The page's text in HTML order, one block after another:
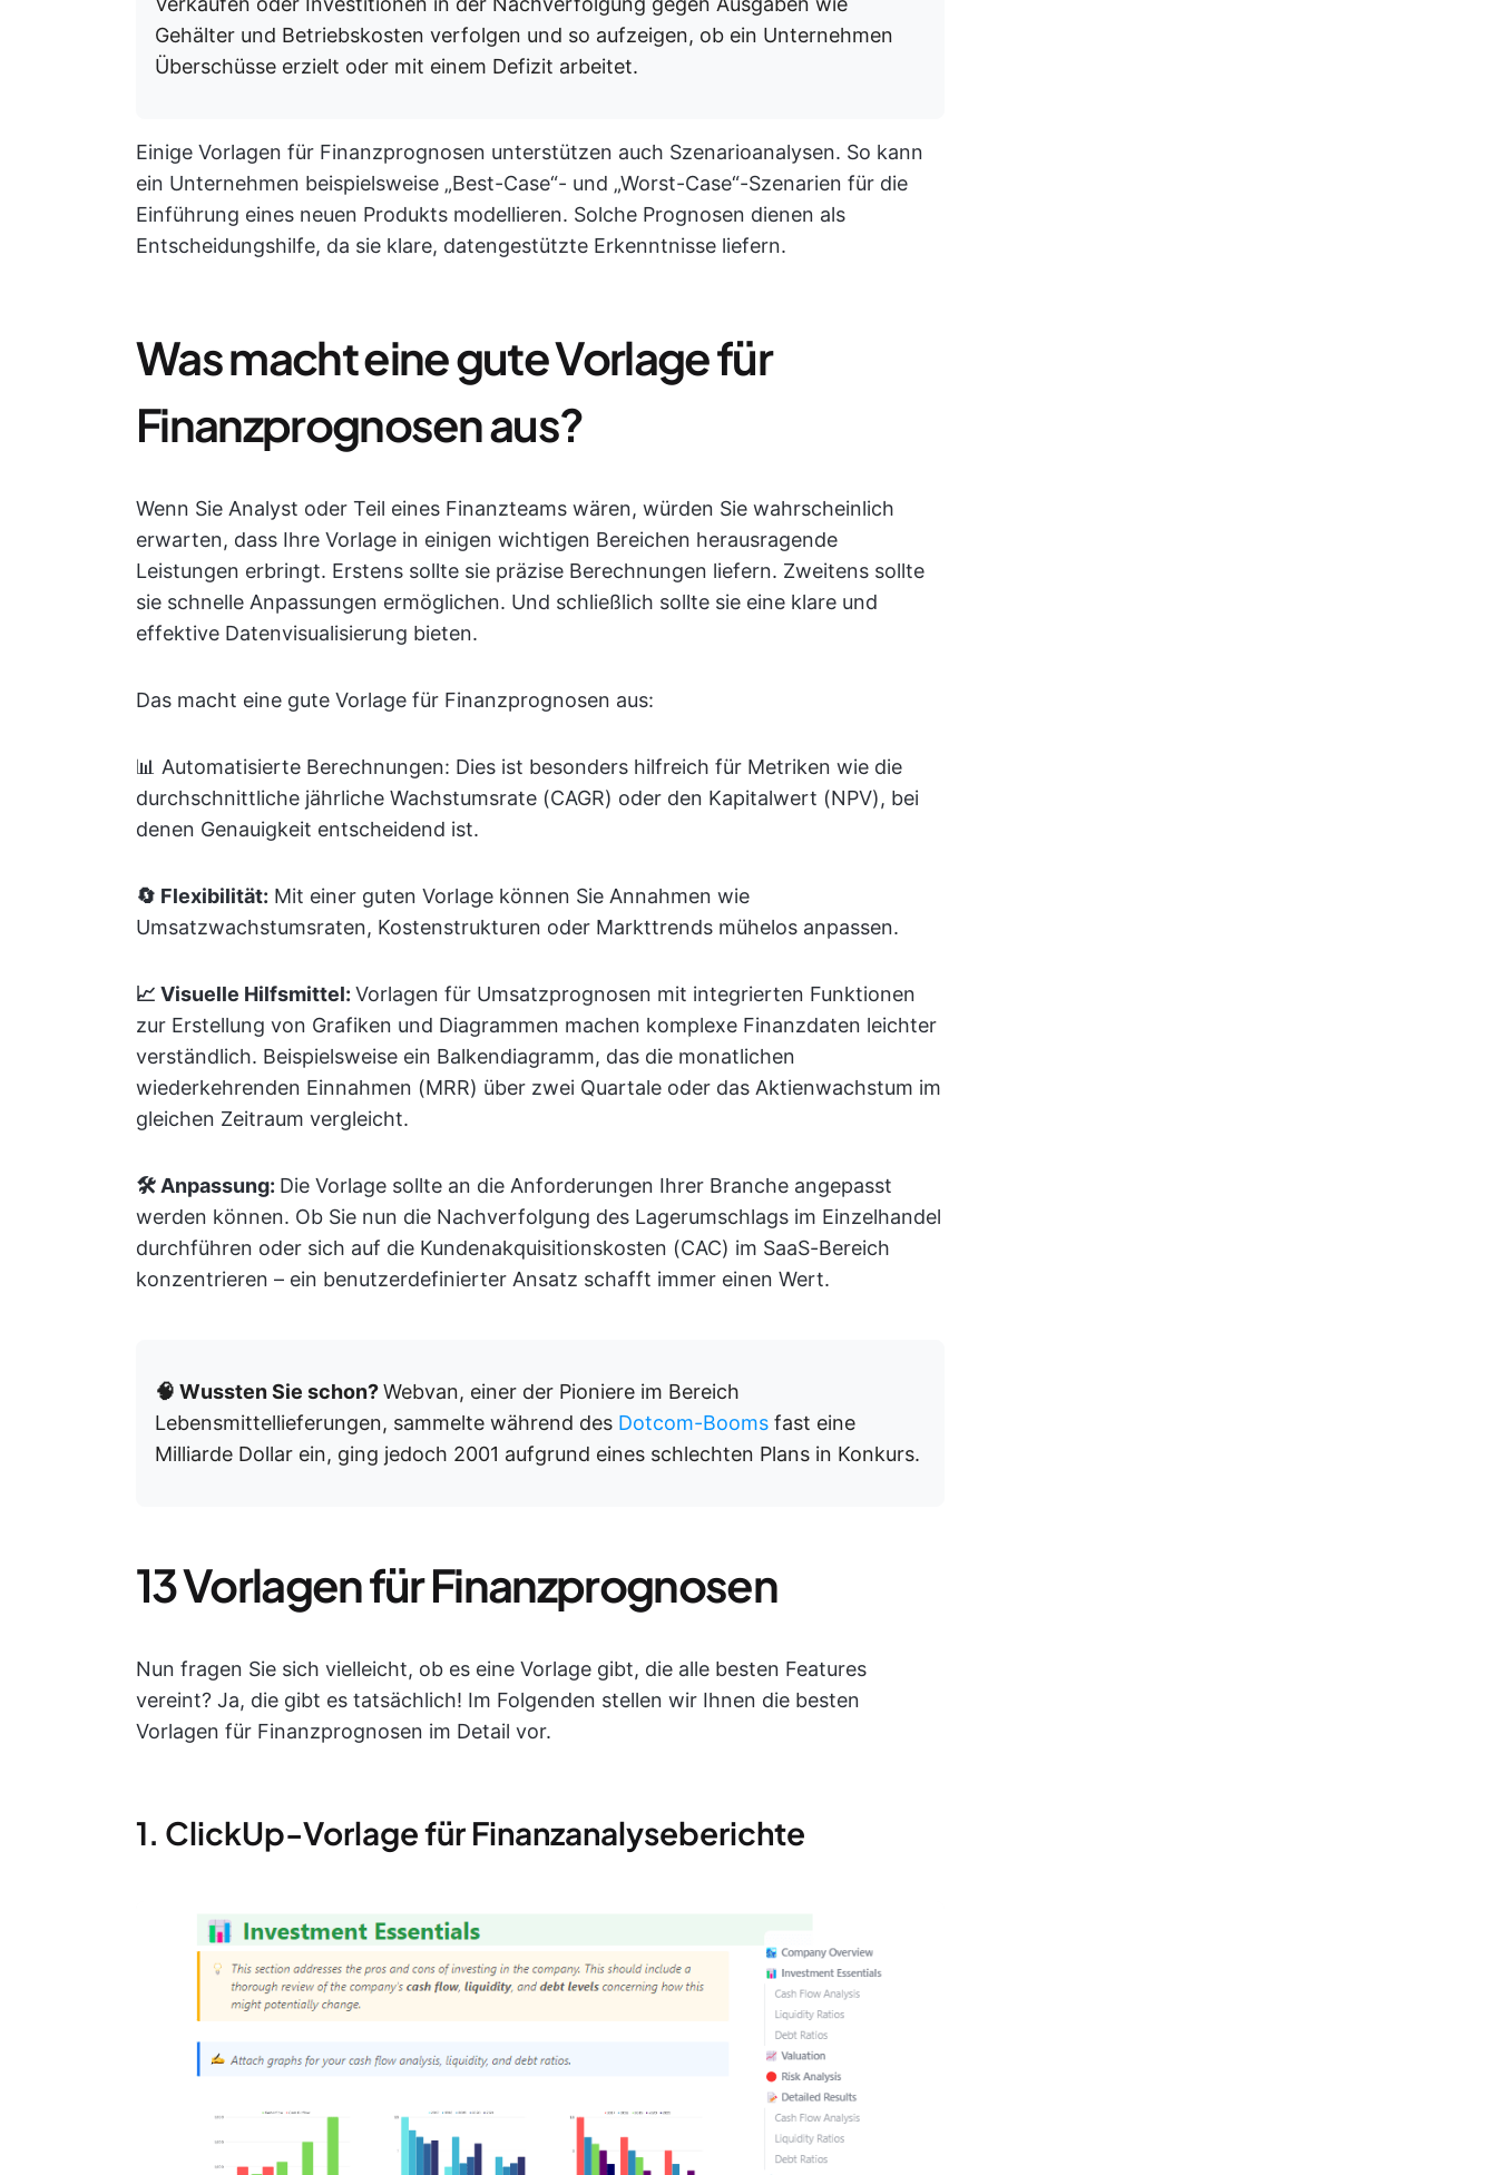
Gehälter und Betriebskosten verfolgen und so aufzeigen, ob ein Unternehmen
Überschüsse erzielt oder mit einem Defizit arbeitet.
Einige Vorlagen für Finanzprognosen unterstützen auch Szenarioanalysen. So kann
ein Unternehmen beispielsweise „Best-Case“- und „Worst-Case“-Szenarien für die
Einführung eines neuen Produkts modellieren. Solche Prognosen dienen als
Entscheidungshilfe, da sie klare, datengestützte Erkenntnisse liefern.
Was macht eine gute Vorlage für
Finanzprognosen aus?
Wenn Sie Analyst oder Teil eines Finanzteams wären, würden Sie wahrscheinlich
erwarten, dass Ihre Vorlage in einigen wichtigen Bereichen herausragende
Leistungen erbringt. Erstens sollte sie präzise Berechnungen liefern. Zweitens sollte
sie schnelle Anpassungen ermöglichen. Und schließlich sollte sie eine klare und
effektive Datenvisualisierung bieten.
Das macht eine gute Vorlage für Finanzprognosen aus:
📊 Automatisierte Berechnungen: Dies ist besonders hilfreich für Metriken wie die
durchschnittliche jährliche Wachstumsrate (CAGR) oder den Kapitalwert (NPV), bei
denen Genauigkeit entscheidend ist.
🔄 Flexibilität: Mit einer guten Vorlage können Sie Annahmen wie
Umsatzwachstumsraten, Kostenstrukturen oder Markttrends mühelos anpassen.
📈 Visuelle Hilfsmittel: Vorlagen für Umsatzprognosen mit integrierten Funktionen
zur Erstellung von Grafiken und Diagrammen machen komplexe Finanzdaten leichter
verständlich. Beispielsweise ein Balkendiagramm, das die monatlichen
wiederkehrenden Einnahmen (MRR) über zwei Quartale oder das Aktienwachstum im
gleichen Zeitraum vergleicht.
🛠️ Anpassung: Die Vorlage sollte an die Anforderungen Ihrer Branche angepasst
werden können. Ob Sie nun die Nachverfolgung des Lagerumschlags im Einzelhandel
durchführen oder sich auf die Kundenakquisitionskosten (CAC) im SaaS-Bereich
konzentrieren – ein benutzerdefinierter Ansatz schafft immer einen Wert.
🧠 Wussten Sie schon?Webvan, einer der Pioniere im Bereich
Lebensmittellieferungen, sammelte während des Dotcom-Booms fast eine
Milliarde Dollar ein, ging jedoch 2001 aufgrund eines schlechten Plans in Konkurs.
13 Vorlagen für Finanzprognosen
Nun fragen Sie sich vielleicht, ob es eine Vorlage gibt, die alle besten Features
vereint? Ja, die gibt es tatsächlich! Im Folgenden stellen wir Ihnen die besten
Vorlagen für Finanzprognosen im Detail vor.
1. ClickUp-Vorlage für Finanzanalyseberichte